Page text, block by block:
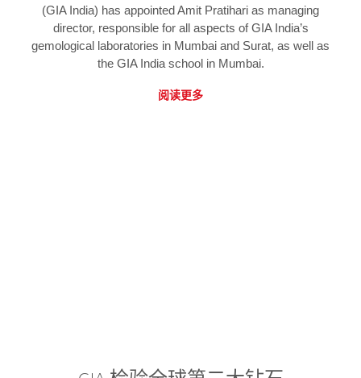
(GIA India) has appointed Amit Pratihari as managing
director, responsible for all aspects of GIA India’s
gemological laboratories in Mumbai and Surat, as well as
the GIA India school in Mumbai.
阅读更多